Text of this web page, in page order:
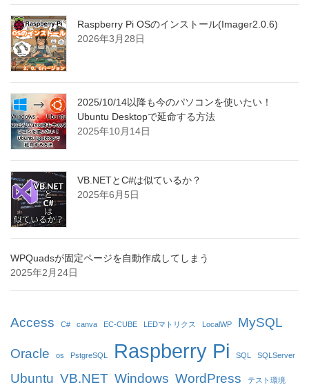
Raspberry Pi OSのインストール(Imager2.0.6)
2026年3月28日
2025/10/14以降も今のパソコンを使いたい！
Ubuntu Desktopで延命する方法
2025年10月14日
VB.NETとC#は似ているか？
2025年6月5日
WPQuadsが固定ページを自動作成してしまう
2025年2月24日
Access C# canva EC-CUBE LEDマトリクス LocalWP MySQL
Oracle os PstgreSQL Raspberry Pi SQL SQLServer
Ubuntu VB.NET Windows WordPress テスト環境